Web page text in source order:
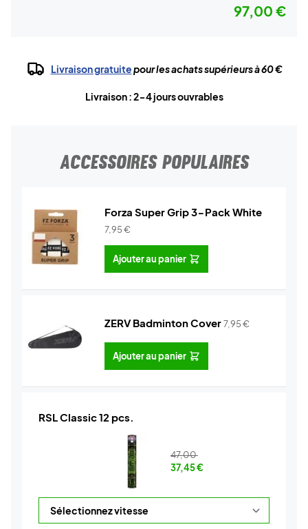
97,00 €
Livraison gratuitepour les achats supérieurs à 60 €
Livraison : 2-4 jours ouvrables
ACCESSOIRES POPULAIRES
Forza Super Grip 3-Pack White
7,95€
Ajouter au panier
ZERV Badminton Cover7,95€
Ajouter au panier
RSL Classic 12 pcs.
47,00
37,45€